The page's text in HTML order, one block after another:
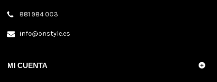
881 984 003
info@onstyle.es
MI CUENTA